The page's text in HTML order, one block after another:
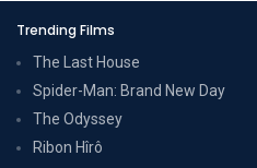
Trending Films
The Last House
Spider-Man: Brand New Day
The Odyssey
Ribon Hîrô